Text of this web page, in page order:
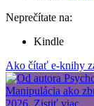
Neprečítate na:
Kindle
Ako čítať e-knihy